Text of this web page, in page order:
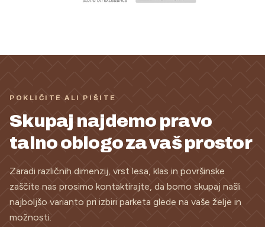
POKLIČITE ALI PIŠITE
Skupaj najdemo pravo
talno oblogo za vaš prostor
Zaradi različnih dimenzij, vrst lesa, klas in površinske
zaščite nas prosimo kontaktirajte, da bomo skupaj našli
najboljšo varianto pri izbiri parketa glede na vaše želje in
možnosti.